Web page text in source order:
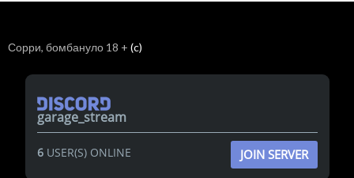
Сорри, бомбануло 18 + (c)
garage_stream
6USER(S) ONLINE JOIN SERVER